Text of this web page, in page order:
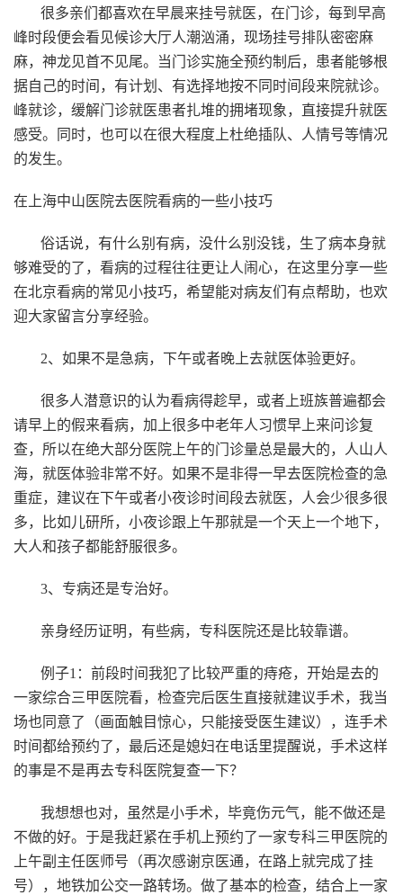
很多亲们都喜欢在早晨来挂号就医，在门诊，每到早高
峰时段便会看见候诊大厅人潮汹涌，现场挂号排队密密麻
麻，神龙见首不见尾。当门诊实施全预约制后，患者能够根
据自己的时间，有计划、有选择地按不同时间段来院就诊。
峰就诊，缓解门诊就医患者扎堆的拥堵现象，直接提升就医
感受。同时，也可以在很大程度上杜绝插队、人情号等情况
的发生。
在上海中山医院去医院看病的一些小技巧
俗话说，有什么别有病，没什么别没钱，生了病本身就
够难受的了，看病的过程往往更让人闹心，在这里分享一些
在北京看病的常见小技巧，希望能对病友们有点帮助，也欢
迎大家留言分享经验。
2、如果不是急病，下午或者晚上去就医体验更好。
很多人潜意识的认为看病得趁早，或者上班族普遍都会
请早上的假来看病，加上很多中老年人习惯早上来问诊复
查，所以在绝大部分医院上午的门诊量总是最大的，人山人
海，就医体验非常不好。如果不是非得一早去医院检查的急
重症，建议在下午或者小夜诊时间段去就医，人会少很多很
多，比如儿研所，小夜诊跟上午那就是一个天上一个地下，
大人和孩子都能舒服很多。
3、专病还是专治好。
亲身经历证明，有些病，专科医院还是比较靠谱。
例子1：前段时间我犯了比较严重的痔疮，开始是去的
一家综合三甲医院看，检查完后医生直接就建议手术，我当
场也同意了（画面触目惊心，只能接受医生建议），连手术
时间都给预约了，最后还是媳妇在电话里提醒说，手术这样
的事是不是再去专科医院复查一下？
我想想也对，虽然是小手术，毕竟伤元气，能不做还是
不做的好。于是我赶紧在手机上预约了一家专科三甲医院的
上午副主任医师号（再次感谢京医通，在路上就完成了挂
号），地铁加公交一路转场。做了基本的检查，结合上一家